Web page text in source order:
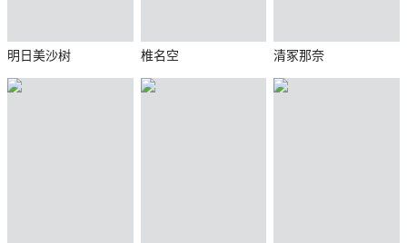
明日美沙树 椎名空 清冢那奈